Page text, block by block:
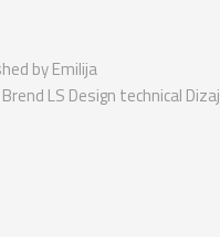
byEmilija
LS Design technical